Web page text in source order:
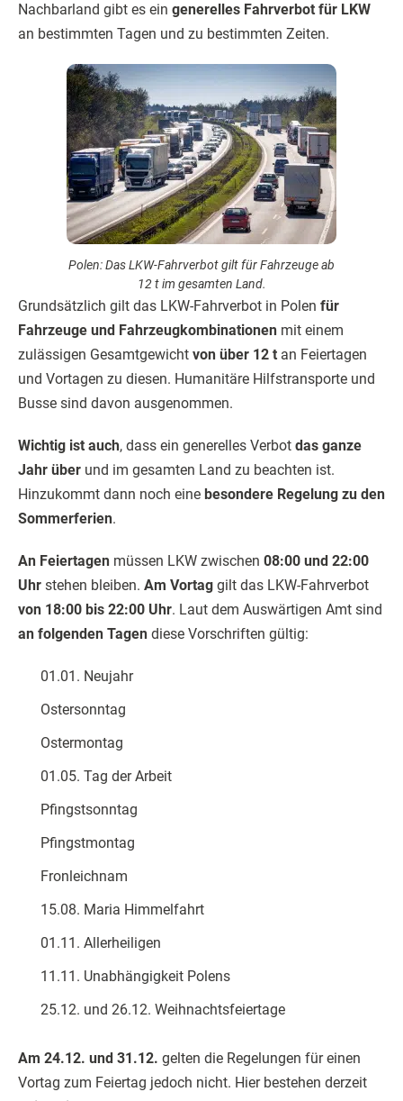
Nachbarland gibt es ein generelles Fahrverbot für LKW
an bestimmten Tagen und zu bestimmten Zeiten.
Polen: Das LKW-Fahrverbot gilt für Fahrzeuge ab
12 t im gesamten Land.
Grundsätzlich gilt das LKW-Fahrverbot in Polen für
Fahrzeuge und Fahrzeugkombinationen mit einem
zulässigen Gesamtgewicht von über 12 t an Feiertagen
und Vortagen zu diesen. Humanitäre Hilfstransporte und
Busse sind davon ausgenommen.
Wichtig ist auch, dass ein generelles Verbot das ganze
Jahr über und im gesamten Land zu beachten ist.
Hinzukommt dann noch eine besondere Regelung zu den
Sommerferien.
An Feiertagen müssen LKW zwischen 08:00 und 22:00
Uhr stehen bleiben. Am Vortag gilt das LKW-Fahrverbot
von 18:00 bis 22:00 Uhr. Laut dem Auswärtigen Amt sind
an folgenden Tagen diese Vorschriften gültig:
01.01. Neujahr
Ostersonntag
Ostermontag
01.05. Tag der Arbeit
Pfingstsonntag
Pfingstmontag
Fronleichnam
15.08. Maria Himmelfahrt
01.11. Allerheiligen
11.11. Unabhängigkeit Polens
25.12. und 26.12. Weihnachtsfeiertage
Am 24.12. und 31.12. gelten die Regelungen für einen
Vortag zum Feiertag jedoch nicht. Hier bestehen derzeit